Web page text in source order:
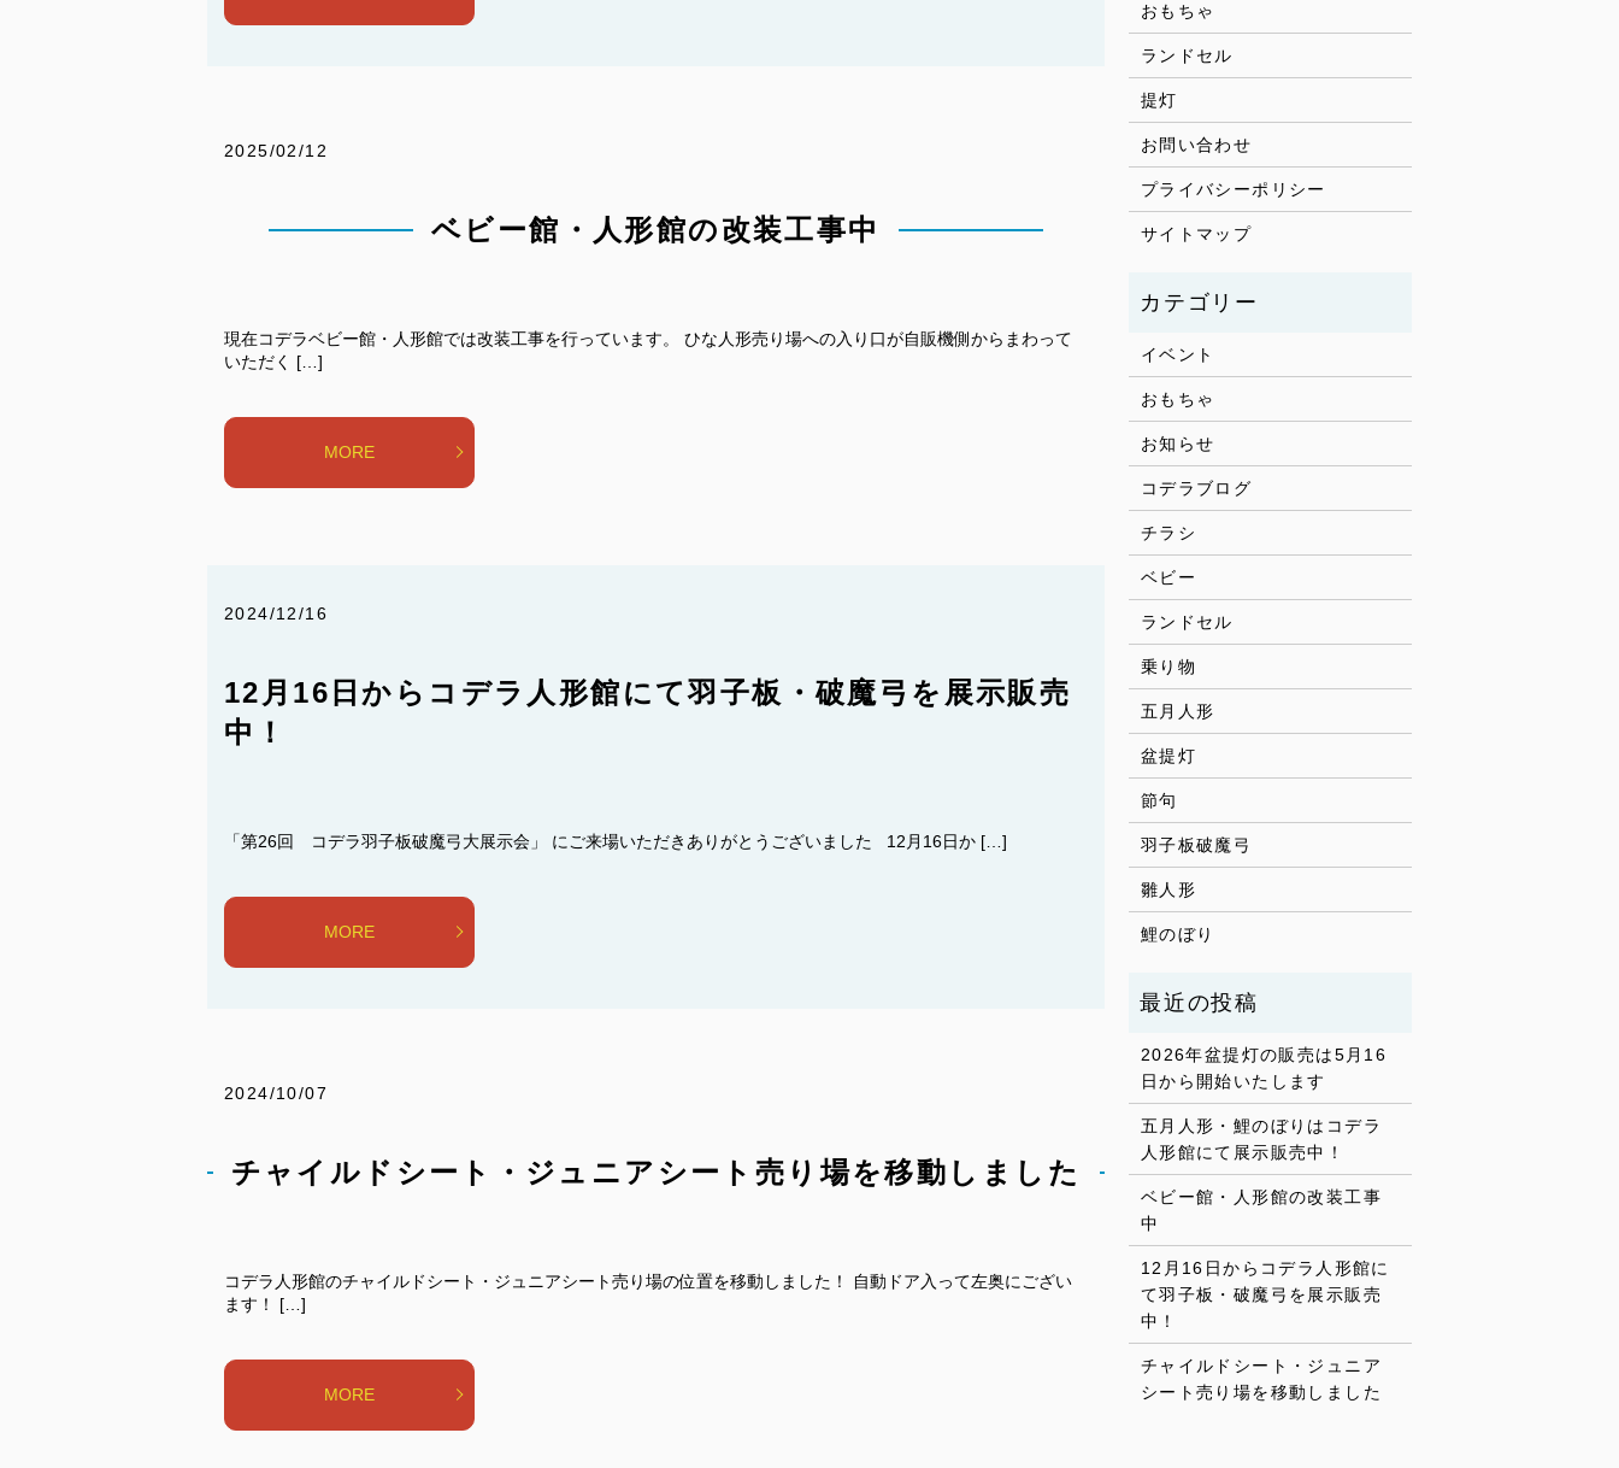
2025/02/12
ベビー館・人形館の改装工事中
現在コデラベビー館・人形館では改装工事を行っています。 ひな人形売り場への入り口が自販機側からまわって
いただく […]
MORE
2024/12/16
12月16日からコデラ人形館にて羽子板・破魔弓を展示販売
中！
「第26回 コデラ羽子板破魔弓大展示会」 にご来場いただきありがとうございました 12月16日か […]
MORE
2024/10/07
チャイルドシート・ジュニアシート売り場を移動しました
コデラ人形館のチャイルドシート・ジュニアシート売り場の位置を移動しました！ 自動ドア入って左奥にござい
ます！ […]
MORE
おもちゃ
ランドセル
提灯
お問い合わせ
プライバシーポリシー
サイトマップ
イベント
おもちゃ
お知らせ
コデラブログ
チラシ
ベビー
ランドセル
乗り物
五月人形
盆提灯
節句
羽子板破魔弓
雛人形
鯉のぼり
2026年盆提灯の販売は5月16
日から開始いたします
五月人形・鯉のぼりはコデラ
人形館にて展示販売中！
ベビー館・人形館の改装工事
中
12月16日からコデラ人形館に
て羽子板・破魔弓を展示販売
中！
チャイルドシート・ジュニア
シート売り場を移動しました